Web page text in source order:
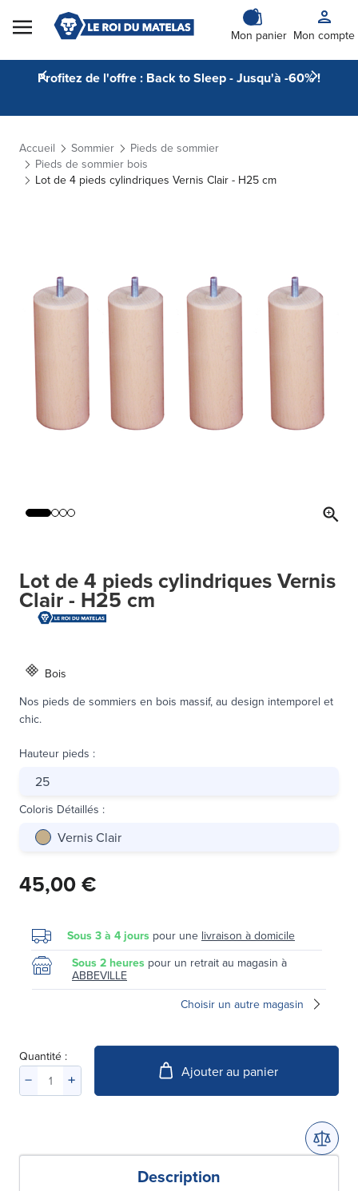
Skip to Content
Mon panier Mon compte
Profitez de l'offre : Back to Sleep - Jusqu'à -60% !
Accueil Sommier
Pieds de sommier
Pieds de sommier bois
Lot de 4 pieds cylindriques Vernis Clair - H25 cm
Lot de 4 pieds cylindriques Vernis
Clair - H25 cm
Bois
Nos pieds de sommiers en bois massif, au design intemporel et
chic.
Hauteur pieds :
25
Coloris Détaillés :
Vernis Clair
45,00 €
Sous 3 à 4 jours pour une livraison à domicile
Sous 2 heures pour un retrait au magasin à
ABBEVILLE
Choisir un autre magasin
Quantité :
Ajouter au panier
Description